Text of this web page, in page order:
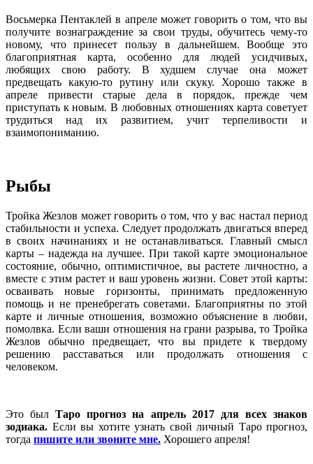
Восьмерка Пентаклей в апреле может говорить о том, что вы
получите вознаграждение за свои труды, обучитесь чему-то
новому, что принесет пользу в дальнейшем. Вообще это
благоприятная карта, особенно для людей усидчивых,
любящих свою работу. В худшем случае она может
предвещать какую-то рутину или скуку. Хорошо также в
апреле привести старые дела в порядок, прежде чем
приступать к новым. В любовных отношениях карта советует
трудиться над их развитием, учит терпеливости и
взаимопониманию.
Рыбы
Тройка Жезлов может говорить о том, что у вас настал период
стабильности и успеха. Следует продолжать двигаться вперед
в своих начинаниях и не останавливаться. Главный смысл
карты – надежда на лучшее. При такой карте эмоциональное
состояние, обычно, оптимистичное, вы растете личностно, а
вместе с этим растет и ваш уровень жизни. Совет этой карты:
осваивать новые горизонты, принимать предложенную
помощь и не пренебрегать советами. Благоприятны по этой
карте и личные отношения, возможно объяснение в любви,
помолвка. Если ваши отношения на грани разрыва, то Тройка
Жезлов обычно предвещает, что вы придете к твердому
решению расставаться или продолжать отношения с
человеком.
Это былТаро прогноз на апрель 2017 для всех знаков
зодиака. Если вы хотите узнать свой личный Таро прогноз,
тогда пишите или звоните мне. Хорошего апреля!